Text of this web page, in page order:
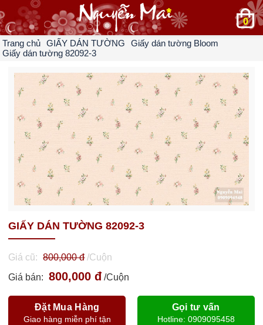
0
Trang chủ GIẤY DÁN TƯỜNG
Giấy dán tường Bloom
Giấy dán tường 82092-3
GIẤY DÁN TƯỜNG 82092-3
Giá cũ: 800,000 đ/Cuộn
Giá bán:
800,000 đ /Cuộn
Đặt Mua Hàng
Giao hàng miễn phí tận
Gọi tư vấn
Hotline: 0909095458